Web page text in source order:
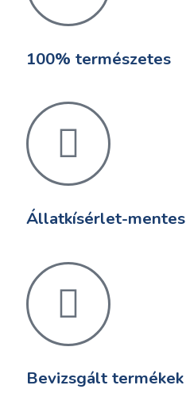
100% természetes
Állatkísérlet-mentes
Bevizsgált termékek